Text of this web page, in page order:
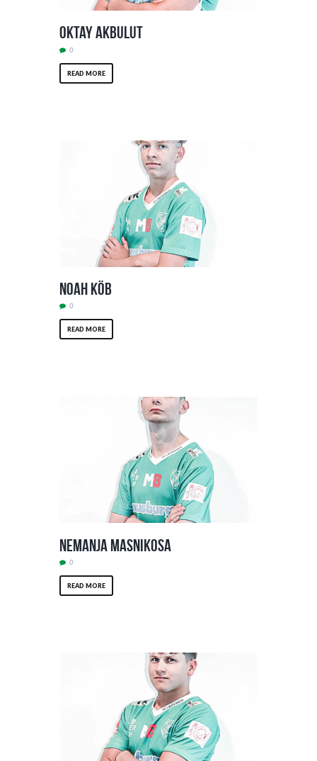
Oktay Akbulut
0
READ MORE
Noah Köb
0
READ MORE
Nemanja Masnikosa
0
READ MORE